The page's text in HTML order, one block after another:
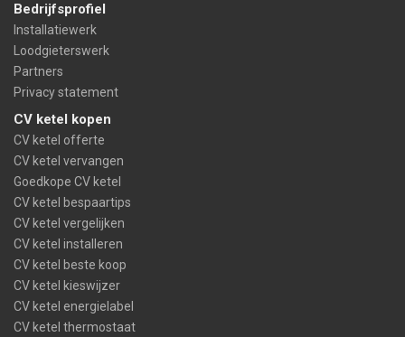
Bedrijfsprofiel
Installatiewerk
Loodgieterswerk
Partners
Privacy statement
CV ketel kopen
CV ketel offerte
CV ketel vervangen
Goedkope CV ketel
CV ketel bespaartips
CV ketel vergelijken
CV ketel installeren
CV ketel beste koop
CV ketel kieswijzer
CV ketel energielabel
CV ketel thermostaat